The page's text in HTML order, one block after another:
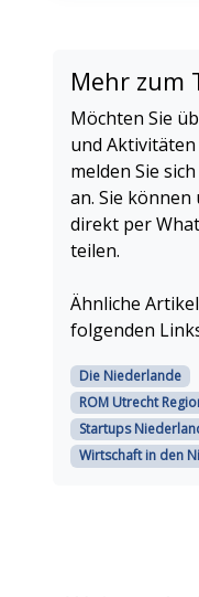
Mehr zum
Möchten Sie
und
melden Sie
an. Sie
direkt per
teilen.
Ähnliche
folgenden
Die Niederlande
ROM Utrecht
Startups
Wirtschaft in den